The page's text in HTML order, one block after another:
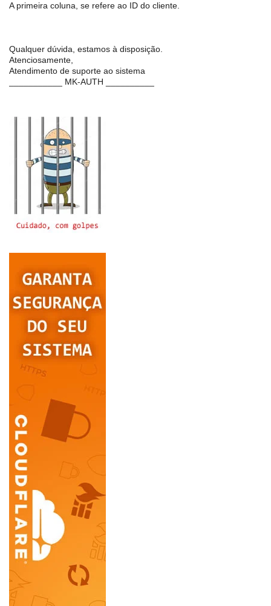
A primeira coluna, se refere ao ID do cliente.
Qualquer dúvida, estamos à disposição.
Atenciosamente,
Atendimento de suporte ao sistema
___________ MK-AUTH __________